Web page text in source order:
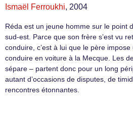
Ismaël Ferroukhi, 2004
Réda est un jeune homme sur le point
sud-est. Parce que son frère s’est vu
conduire, c’est à lui que le père
conduire en voiture à la Mecque. Les
sépare – partent donc pour un long
autant d’occasions de disputes, de
rencontres étonnantes.